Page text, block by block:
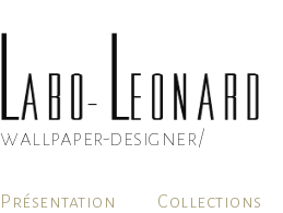
wallpaper-designer/
Présentation Collections